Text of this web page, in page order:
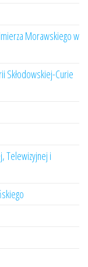
Morawskiego w
Skłodowskiej-Curie
Telewizyjnej i